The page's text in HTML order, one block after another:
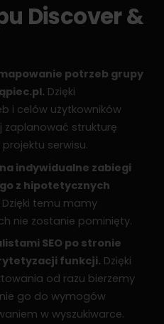
Discover &
potrzeb grupy
Dzięki
i celów użytkowników
zaplanować strukturę
serwisu.
indywidualne zabiegi
z hipotetycznych
Dzięki temu mamy
nie zostanie pominięty.
SEO po stronie
funkcji. Dzięki
od razu bierzemy
go do wymogów
w wyszukiwarce.